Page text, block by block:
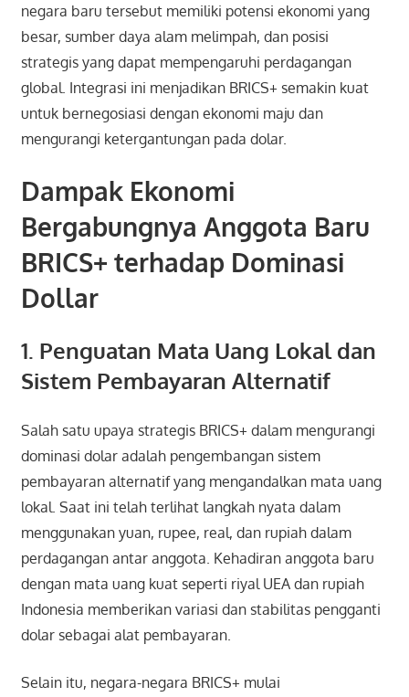
negara baru tersebut memiliki potensi ekonomi yang
besar, sumber daya alam melimpah, dan posisi
strategis yang dapat mempengaruhi perdagangan
global. Integrasi ini menjadikan BRICS+ semakin kuat
untuk bernegosiasi dengan ekonomi maju dan
mengurangi ketergantungan pada dolar.
Dampak Ekonomi
Bergabungnya Anggota Baru
BRICS+ terhadap Dominasi
Dollar
1. Penguatan Mata Uang Lokal dan
Sistem Pembayaran Alternatif
Salah satu upaya strategis BRICS+ dalam mengurangi
dominasi dolar adalah pengembangan sistem
pembayaran alternatif yang mengandalkan mata uang
lokal. Saat ini telah terlihat langkah nyata dalam
menggunakan yuan, rupee, real, dan rupiah dalam
perdagangan antar anggota. Kehadiran anggota baru
dengan mata uang kuat seperti riyal UEA dan rupiah
Indonesia memberikan variasi dan stabilitas pengganti
dolar sebagai alat pembayaran.
Selain itu, negara-negara BRICS+ mulai